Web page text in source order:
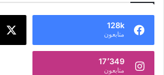
128k
متابعون
17٬349
متابعون